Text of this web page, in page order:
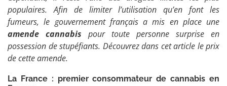
populaires. Afin de limiter l’utilisation qu’en font les
fumeurs, le gouvernement français a mis en place une
amende cannabis pour toute personne surprise en
possession de stupéfiants. Découvrez dans cet article le prix
de cette amende.
La France : premier consommateur de cannabis en